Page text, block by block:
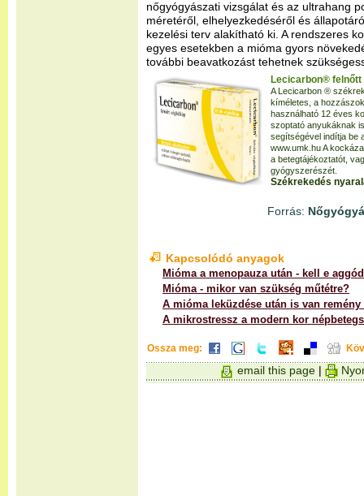
nőgyógyászati vizsgálat és az ultrahang
méretéről, elhelyezkedéséről és
kezelési terv alakítható ki. A rendszeres
egyes esetekben a mióma gyors
további beavatkozást tehetnek
Lecicarbon® felnőtt
A Lecicarbon ®
kíméletes, a
használható 12 éves
szoptató anyukáknak
segítségével indítja be
www.umk.hu A
a betegtájékoztatót,
gyógyszerészét.
Székrekedés
Forrás:
Kapcsolódó anyagok
Mióma a menopauza után - kell e
Mióma - mikor van szükség műtétre?
A mióma leküzdése után is van remény
A mikrostressz a modern kor
Ossza meg:
email this page|